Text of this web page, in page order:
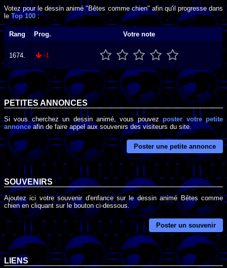
Votez pour le dessin animé "Bêtes comme chien" afin qu'il progresse dans
leTop 100:
Rang Prog. Votre note
1674. -1
PETITES ANNONCES
Si vous cherchez un dessin animé, vous pouvezposter votre petite
annonce afin de faire appel aux souvenirs des visiteurs du site.
Poster une petite annonce
SOUVENIRS
Ajoutez ici votre souvenir d'enfance sur le dessin animé Bêtes comme
chien en cliquant sur le bouton ci-dessous.
Poster un souvenir
LIENS